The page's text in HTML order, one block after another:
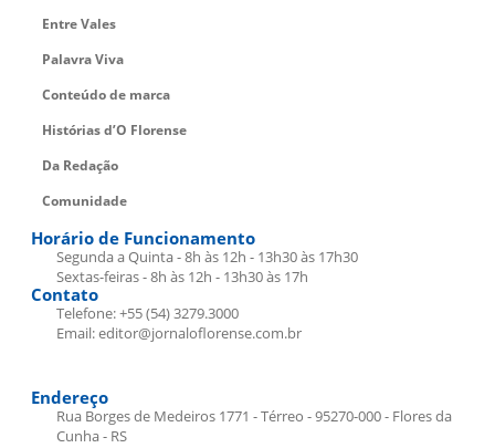
Entre Vales
Palavra Viva
Conteúdo de marca
Histórias d’O Florense
Da Redação
Comunidade
Horário de Funcionamento
Segunda a Quinta - 8h às 12h - 13h30 às 17h30
Sextas-feiras - 8h às 12h - 13h30 às 17h
Contato
Telefone: +55 (54) 3279.3000
Email: editor@jornaloflorense.com.br
Endereço
Rua Borges de Medeiros 1771 - Térreo - 95270-000 - Flores da
Cunha - RS